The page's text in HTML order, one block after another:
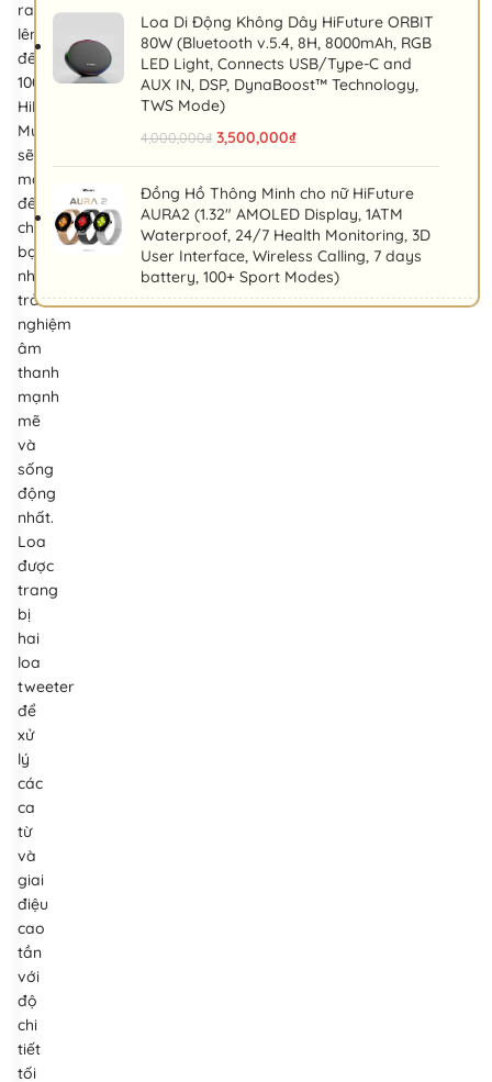
ra
lên
đến
100W,
HiFuture
MusicBox
sẽ
mang
đến
cho
bạn
những
trải
nghiệm
âm
thanh
mạnh
mẽ
và
sống
động
nhất.
Loa
được
trang
bị
hai
loa
tweeter
để
xử
lý
các
ca
từ
và
giai
điệu
cao
tần
với
độ
chi
tiết
tối
Loa Di Động Không Dây HiFuture ORBIT
80W (Bluetooth v.5.4, 8H, 8000mAh, RGB
LED Light, Connects USB/Type-C and
AUX IN, DSP, DynaBoost™ Technology,
TWS Mode)
4,000,000₫ 3,500,000₫
Đồng Hồ Thông Minh cho nữ HiFuture
AURA2 (1.32" AMOLED Display, 1ATM
Waterproof, 24/7 Health Monitoring, 3D
User Interface, Wireless Calling, 7 days
battery, 100+ Sport Modes)